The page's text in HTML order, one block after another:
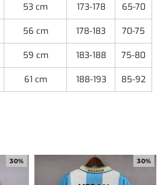
53 cm 173-178 65-70
56 cm 178-183 70-75
59 cm 183-188 75-80
61 cm 188-193 85-92
30% 30%